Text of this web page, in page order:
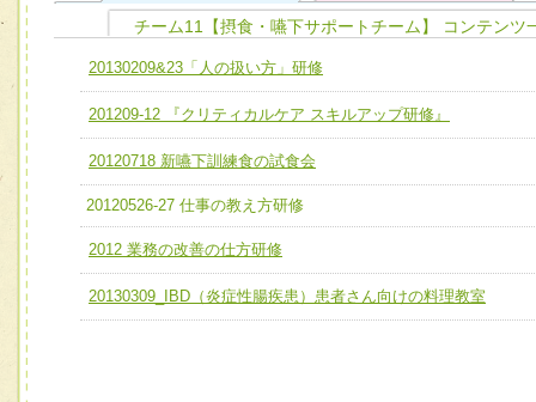
ユニット１ 医療人としての基礎能力
全人的医療を実践する医療人として、必要な基礎能力を身
ける
ユニット２ チーム医療構成力
必要に応じて柔軟に医療チームを組織し、強調できる
ユニット３ 多職種連携力
他職種の視点とスキルを学び、相互理解と連携を深める
チーム01【病院内横断的問題解決チーム】
チーム02【地域医療連携推進による高度医療を必要とする
宅患者等支援チーム】
チーム03【癌患者服薬サポートチーム】
チーム04【口腔ケアチーム】
チーム05【せん妄対策チーム】
チーム11【摂食・嚥下サポートチーム】 コンテンツ
20130209&23「人の扱い方」研修
201209-12 『クリティカルケア スキルアップ研修』
20120718 新嚥下訓練食の試食会
20120526-27 仕事の教え方研修
2012 業務の改善の仕方研修
20130309_IBD（炎症性腸疾患）患者さん向けの料理教室